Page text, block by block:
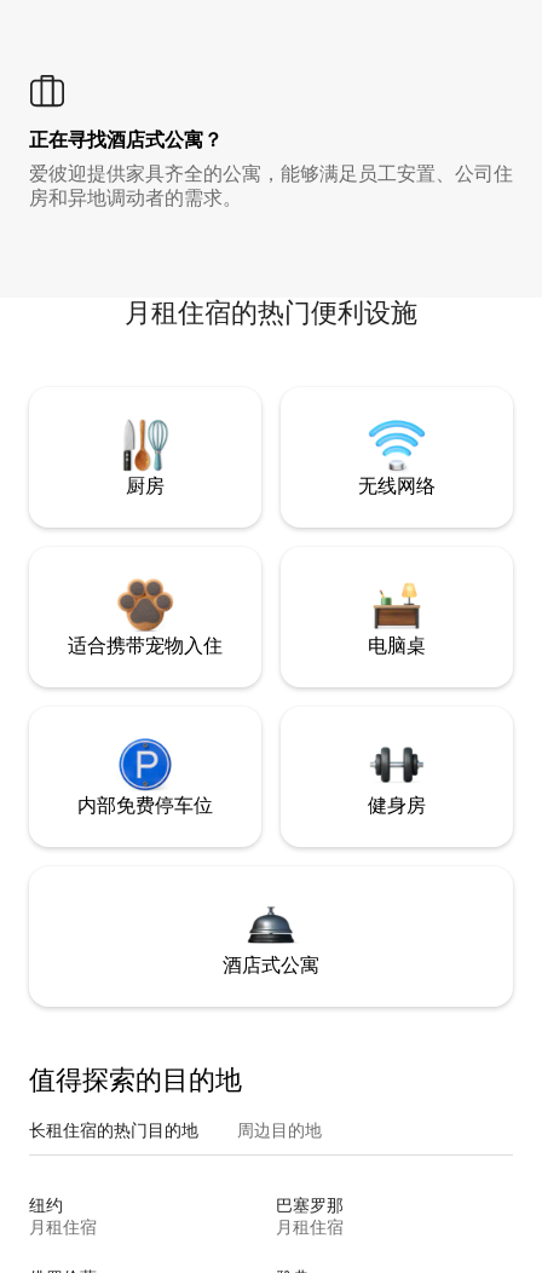
正在寻找酒店式公寓？
爱彼迎提供家具齐全的公寓，能够满足员工安置、公司住
房和异地调动者的需求。
月租住宿的热门便利设施
厨房 无线网络
适合携带宠物入住 电脑桌
内部免费停车位 健身房
酒店式公寓
值得探索的目的地
长租住宿的热门目的地 周边目的地
纽约
月租住宿
巴塞罗那
月租住宿